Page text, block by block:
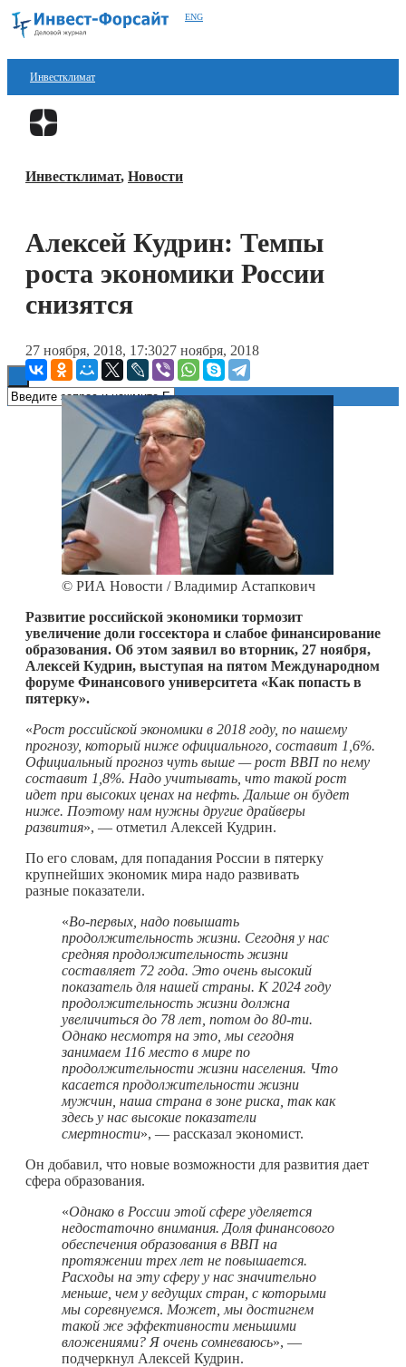
ENG
Инвестклимат
Финансы
Блокчейн
Инвестклимат, Новости
Алексей Кудрин: Темпы
роста экономики России
снизятся
27 ноября, 2018, 17:3027 ноября, 2018
© РИА Новости / Владимир Астапкович
Развитие российской экономики тормозит
увеличение доли госсектора и слабое финансирование
образования. Об этом заявил во вторник, 27 ноября,
Алексей Кудрин, выступая на пятом Международном
форуме Финансового университета «Как попасть в
пятерку».
«Рост российской экономики в 2018 году, по нашему
прогнозу, который ниже официального, составит 1,6%.
Официальный прогноз чуть выше — рост ВВП по нему
составит 1,8%. Надо учитывать, что такой рост
идет при высоких ценах на нефть. Дальше он будет
ниже. Поэтому нам нужны другие драйверы
развития», — отметил Алексей Кудрин.
По его словам, для попадания России в пятерку
крупнейших экономик мира надо развивать
разные показатели.
«Во-первых, надо повышать
продолжительность жизни. Сегодня у нас
средняя продолжительность жизни
составляет 72 года. Это очень высокий
показатель для нашей страны. К 2024 году
продолжительность жизни должна
увеличиться до 78 лет, потом до 80-ти.
Однако несмотря на это, мы сегодня
занимаем 116 место в мире по
продолжительности жизни населения. Что
касается продолжительности жизни
мужчин, наша страна в зоне риска, так как
здесь у нас высокие показатели
смертности», — рассказал экономист.
Он добавил, что новые возможности для развития дает
сфера образования.
«Однако в России этой сфере уделяется
недостаточно внимания. Доля финансового
обеспечения образования в ВВП на
протяжении трех лет не повышается.
Расходы на эту сферу у нас значительно
меньше, чем у ведущих стран, с которыми
мы соревнуемся. Может, мы достигнем
такой же эффективности меньшими
вложениями? Я очень сомневаюсь», —
подчеркнул Алексей Кудрин.